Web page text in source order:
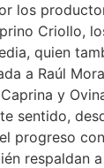
los
Criollo,
quien
a Raúl
y
sentido,
progreso
respaldan